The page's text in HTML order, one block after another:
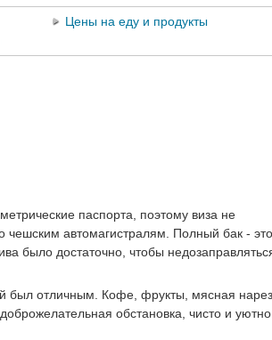
Цены на еду и продукты
паспорта, поэтому виза не
чешским автомагистралям. Полный бак -
было достаточно, чтобы
был отличным. Кофе, фрукты, мясная
обстановка, чисто и уютно.